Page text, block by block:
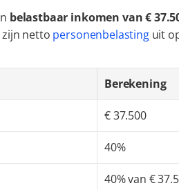
belastbaar inkomen van €
netto personenbelasting uit
Berekening
€ 37.500
40%
40% van €